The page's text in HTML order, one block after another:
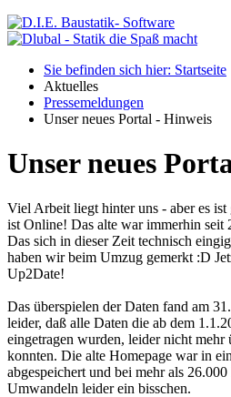
Sie befinden sich hier: Startseite
Aktuelles
Pressemeldungen
Unser neues Portal - Hinweis
Unser neues
Viel Arbeit liegt hinter uns - aber es ist
ist Online! Das alte war immerhin seit
Das sich in dieser Zeit technisch
haben wir beim Umzug gemerkt :D
Up2Date!
Das überspielen der Daten fand am
leider, daß alle Daten die ab dem
eingetragen wurden, leider nicht mehr
konnten. Die alte Homepage war in
abgespeichert und bei mehr als
Umwandeln leider ein bisschen.